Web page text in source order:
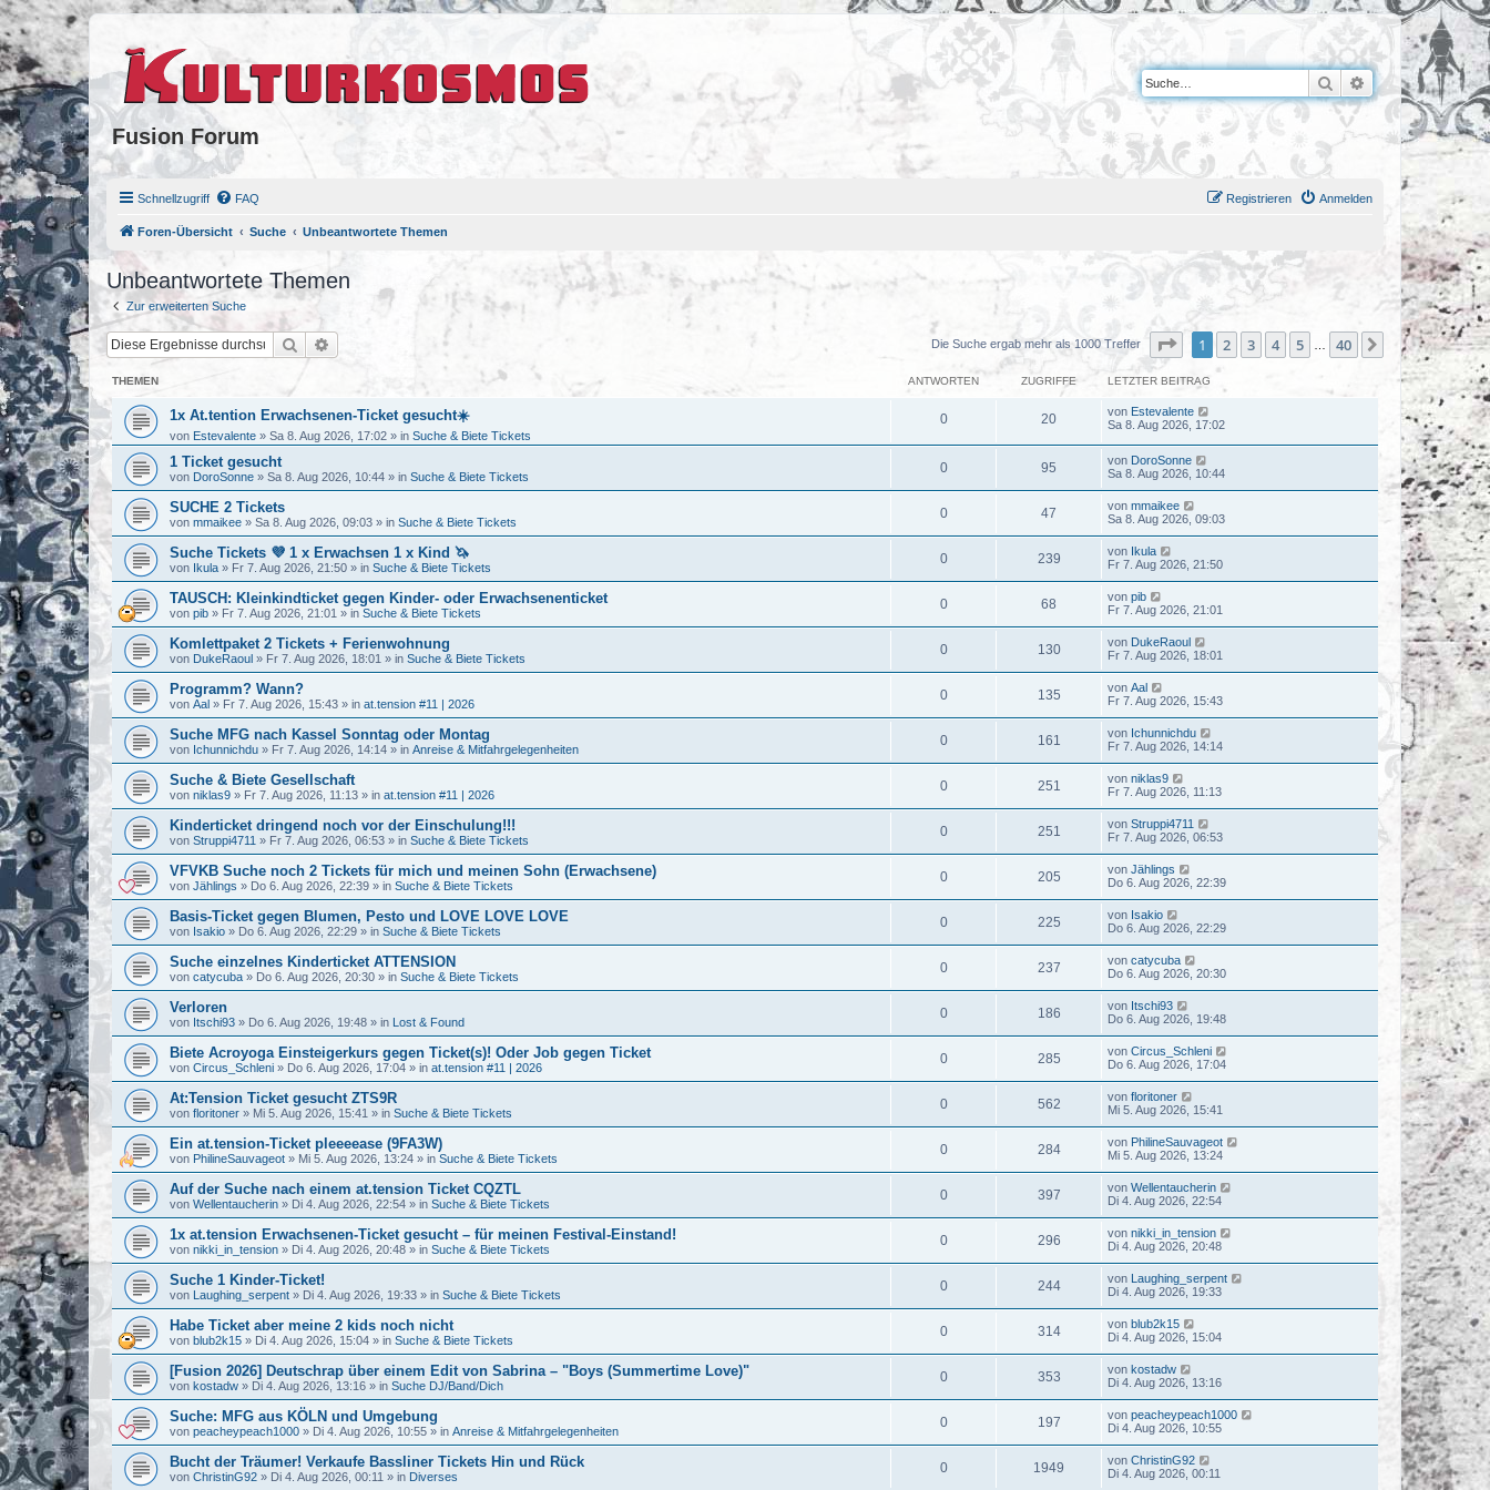
Fusion Forum
Suche Erweiterte Suche
Schnellzugriff FAQ Anmelden
Registrieren
Foren-Übersicht Suche Unbeantwortete Themen
Unbeantwortete Themen
Zur erweiterten Suche
Suche Erweiterte Suche Die Suche ergab mehr als 1000 Treffer Seite von40
1 2 3 4 5 40 Nächste
THEMEN ANTWORTEN ZUGRIFFE LETZTER BEITRAG
1x At.tention Erwachsenen-Ticket gesucht☀️
von Estevalente » Sa 8. Aug 2026, 17:02 » in Suche & Biete Tickets
0 20 von Estevalente
Sa 8. Aug 2026, 17:02
1 Ticket gesucht
von DoroSonne » Sa 8. Aug 2026, 10:44 » in Suche & Biete Tickets
0 95 von DoroSonne
Sa 8. Aug 2026, 10:44
SUCHE 2 Tickets
von mmaikee » Sa 8. Aug 2026, 09:03 » in Suche & Biete Tickets
0 47 von mmaikee
Sa 8. Aug 2026, 09:03
Suche Tickets 💜 1 x Erwachsen 1 x Kind 🦄
von Ikula » Fr 7. Aug 2026, 21:50 » in Suche & Biete Tickets
0 239 von Ikula
Fr 7. Aug 2026, 21:50
TAUSCH: Kleinkindticket gegen Kinder- oder Erwachsenenticket
von pib » Fr 7. Aug 2026, 21:01 » in Suche & Biete Tickets
0 68 von pib
Fr 7. Aug 2026, 21:01
Komlettpaket 2 Tickets + Ferienwohnung
von DukeRaoul » Fr 7. Aug 2026, 18:01 » in Suche & Biete Tickets
0 130 von DukeRaoul
Fr 7. Aug 2026, 18:01
Programm? Wann?
von Aal » Fr 7. Aug 2026, 15:43 » in at.tension #11 | 2026
0 135 von Aal
Fr 7. Aug 2026, 15:43
Suche MFG nach Kassel Sonntag oder Montag
von Ichunnichdu » Fr 7. Aug 2026, 14:14 » in Anreise & Mitfahrgelegenheiten
0 161 von Ichunnichdu
Fr 7. Aug 2026, 14:14
Suche & Biete Gesellschaft
von niklas9 » Fr 7. Aug 2026, 11:13 » in at.tension #11 | 2026
0 251 von niklas9
Fr 7. Aug 2026, 11:13
Kinderticket dringend noch vor der Einschulung!!!
von Struppi4711 » Fr 7. Aug 2026, 06:53 » in Suche & Biete Tickets
0 251 von Struppi4711
Fr 7. Aug 2026, 06:53
VFVKB Suche noch 2 Tickets für mich und meinen Sohn (Erwachsene)
von Jählings » Do 6. Aug 2026, 22:39 » in Suche & Biete Tickets
0 205 von Jählings
Do 6. Aug 2026, 22:39
Basis-Ticket gegen Blumen, Pesto und LOVE LOVE LOVE
von Isakio » Do 6. Aug 2026, 22:29 » in Suche & Biete Tickets
0 225 von Isakio
Do 6. Aug 2026, 22:29
Suche einzelnes Kinderticket ATTENSION
von catycuba » Do 6. Aug 2026, 20:30 » in Suche & Biete Tickets
0 237 von catycuba
Do 6. Aug 2026, 20:30
Verloren
von Itschi93 » Do 6. Aug 2026, 19:48 » in Lost & Found
0 186 von Itschi93
Do 6. Aug 2026, 19:48
Biete Acroyoga Einsteigerkurs gegen Ticket(s)! Oder Job gegen Ticket
von Circus_Schleni » Do 6. Aug 2026, 17:04 » in at.tension #11 | 2026
0 285 von Circus_Schleni
Do 6. Aug 2026, 17:04
At:Tension Ticket gesucht ZTS9R
von floritoner » Mi 5. Aug 2026, 15:41 » in Suche & Biete Tickets
0 562 von floritoner
Mi 5. Aug 2026, 15:41
Ein at.tension-Ticket pleeeease (9FA3W)
von PhilineSauvageot » Mi 5. Aug 2026, 13:24 » in Suche & Biete Tickets
0 284 von PhilineSauvageot
Mi 5. Aug 2026, 13:24
Auf der Suche nach einem at.tension Ticket CQZTL
von Wellentaucherin » Di 4. Aug 2026, 22:54 » in Suche & Biete Tickets
0 397 von Wellentaucherin
Di 4. Aug 2026, 22:54
1x at.tension Erwachsenen-Ticket gesucht – für meinen Festival-Einstand!
von nikki_in_tension » Di 4. Aug 2026, 20:48 » in Suche & Biete Tickets
0 296 von nikki_in_tension
Di 4. Aug 2026, 20:48
Suche 1 Kinder-Ticket!
von Laughing_serpent » Di 4. Aug 2026, 19:33 » in Suche & Biete Tickets
0 244 von Laughing_serpent
Di 4. Aug 2026, 19:33
Habe Ticket aber meine 2 kids noch nicht
von blub2k15 » Di 4. Aug 2026, 15:04 » in Suche & Biete Tickets
0 314 von blub2k15
Di 4. Aug 2026, 15:04
[Fusion 2026] Deutschrap über einem Edit von Sabrina – "Boys (Summertime Love)"
von kostadw » Di 4. Aug 2026, 13:16 » in Suche DJ/Band/Dich
0 353 von kostadw
Di 4. Aug 2026, 13:16
Suche: MFG aus KÖLN und Umgebung
von peacheypeach1000 » Di 4. Aug 2026, 10:55 » in Anreise & Mitfahrgelegenheiten
0 197 von peacheypeach1000
Di 4. Aug 2026, 10:55
Bucht der Träumer! Verkaufe Bassliner Tickets Hin und Rück
von ChristinG92 » Di 4. Aug 2026, 00:11 » in Diverses
0 1949 von ChristinG92
Di 4. Aug 2026, 00:11